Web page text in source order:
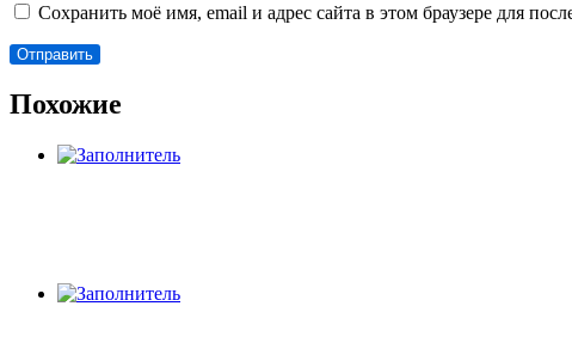
Сохранить моё имя, email и адрес сайта в этом браузере для
Похожие